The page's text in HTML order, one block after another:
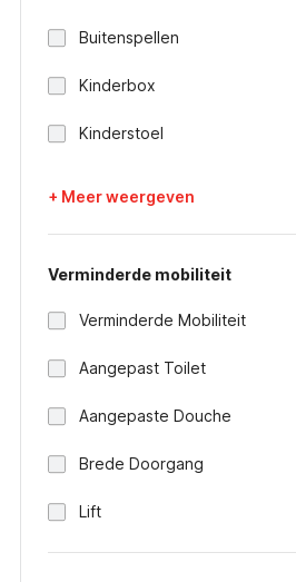
Buitenspellen
Kinderbox
Kinderstoel
+ Meer weergeven
Verminderde mobiliteit
Verminderde Mobiliteit
Aangepast Toilet
Aangepaste Douche
Brede Doorgang
Lift